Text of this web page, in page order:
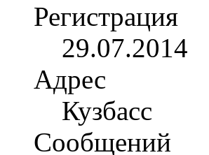
Регистрация
29.07.2014
Адрес
Кузбасс
Сообщений